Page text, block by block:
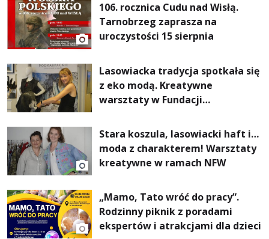
106. rocznica Cudu nad Wisłą.
Tarnobrzeg zaprasza na
uroczystości 15 sierpnia
Lasowiacka tradycja spotkała się
z eko modą. Kreatywne
warsztaty w Fundacji
Stara koszula, lasowiacki haft i…
moda z charakterem! Warsztaty
kreatywne w ramach NFW
„Mamo, Tato wróć do pracy”.
Rodzinny piknik z poradami
ekspertów i atrakcjami dla dzieci